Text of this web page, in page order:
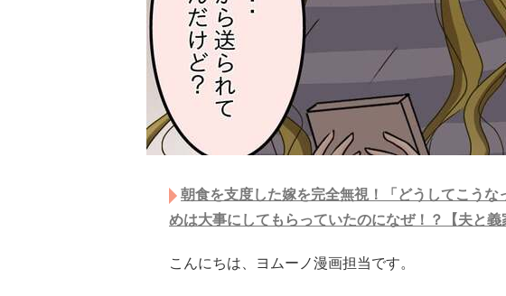
朝食を支度した嫁を完全無視！「どうしてこう
めは大事にしてもらっていたのになぜ！？【夫と
こんにちは、ヨムーノ漫画担当です。